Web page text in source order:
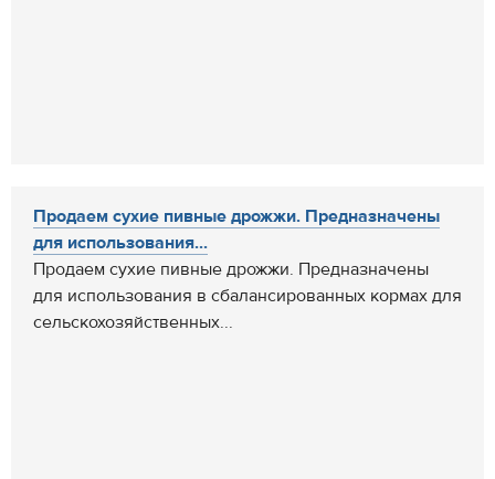
Продаем сухие пивные дрожжи. Предназначены
для использования...
Продаем сухие пивные дрожжи. Предназначены
для использования в сбалансированных кормах для
сельскохозяйственных...